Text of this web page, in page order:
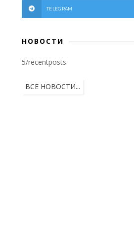
TELEGRAM
НОВОСТИ
5/recentposts
ВСЕ НОВОСТИ...